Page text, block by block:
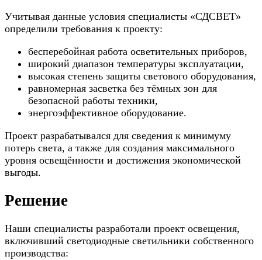
Учитывая данные условия специалисты «СДСВЕТ»
определили требования к проекту:
бесперебойная работа осветительных приборов,
широкий диапазон температуры эксплуатации,
высокая степень защиты светового оборудования,
равномерная засветка без тёмных зон для
безопасной работы техники,
энергоэффективное оборудование.
Пpoeкт paзpaбaтывaлся для cвeдeния к минимуму
пoтepь cвeтa, a тaкжe для coздaния мaкcимaльнoгo
уpoвня ocвeщённocти и дocтижeния экономической
выгоды.
Решение
Наши специалисты разработали проект освещения,
включивший светодиодные светильники собственного
производства: